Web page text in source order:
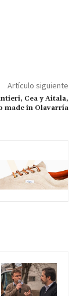
Artículo siguiente
Cea y Aitala,
made in Olavarría